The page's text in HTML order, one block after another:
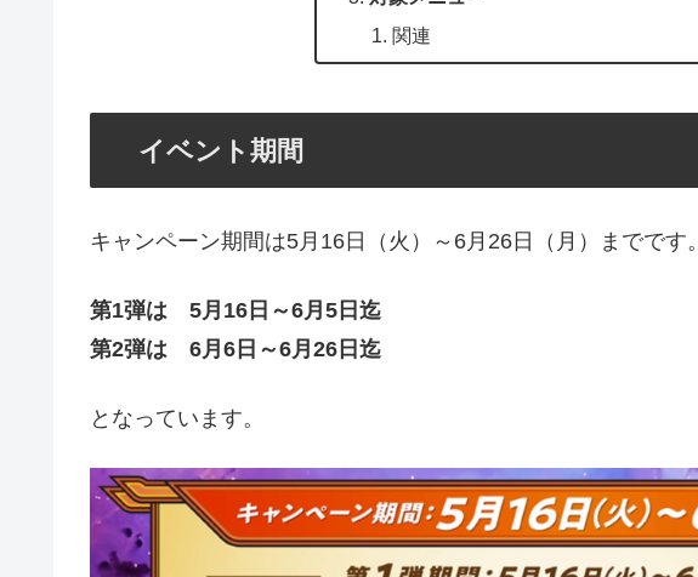
関連
イベント期間
キャンペーン期間は5月16日（火）～6月26日（月）までです。
第1弾は 5月16日～6月5日迄
第2弾は 6月6日～6月26日迄
となっています。